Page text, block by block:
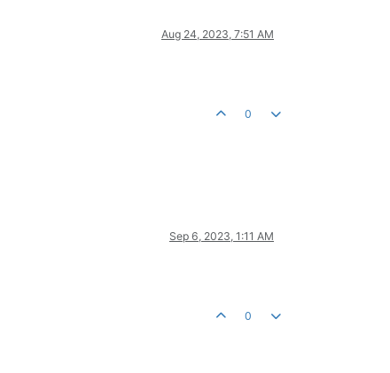
Aug 24, 2023, 7:51 AM
0
Sep 6, 2023, 1:11 AM
0